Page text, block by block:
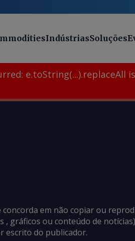
IndústriasSoluções
e.toString(...).replaceAll is
concorda em não copiar ou
, gráficos ou conteúdo de
escrito do publicador.